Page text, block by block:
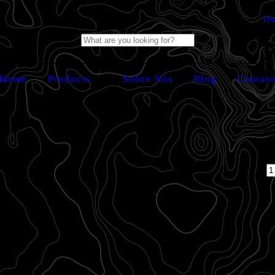
Home Products Sobre Nós Blog Contato